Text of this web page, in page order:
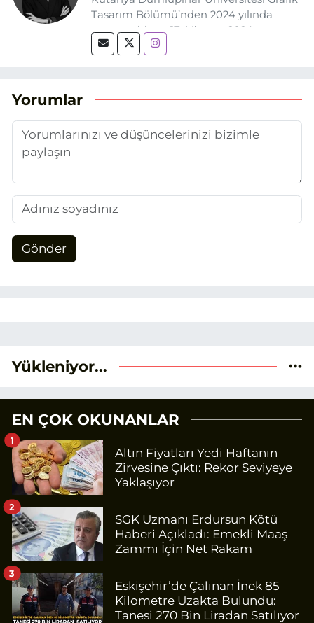
Tasarım Bölümü’nden 2024 yılında
mezun oldum. 17 Ağustos 2024
tarihinde, Grafik Tasarım alanında staj
adım attım.
Yorumlar
Gönder
Yükleniyor...
EN ÇOK OKUNANLAR
Altın Fiyatları Yedi Haftanın
Zirvesine Çıktı: Rekor Seviyeye
Yaklaşıyor
1
SGK Uzmanı Erdursun Kötü
Haberi Açıkladı: Emekli Maaş
Zammı İçin Net Rakam
2
Eskişehir’de Çalınan İnek 85
Kilometre Uzakta Bulundu:
Tanesi 270 Bin Liradan Satılıyor
3